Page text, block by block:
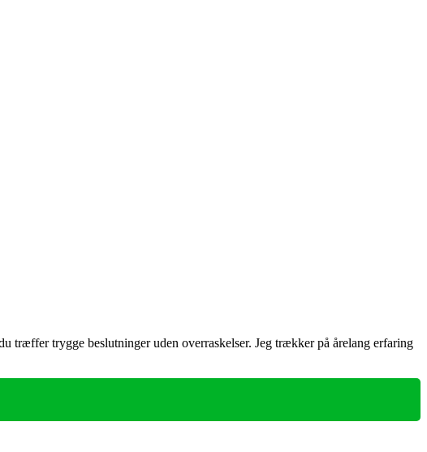
trygge beslutninger uden overraskelser. Jeg trækker på årelang erfaring